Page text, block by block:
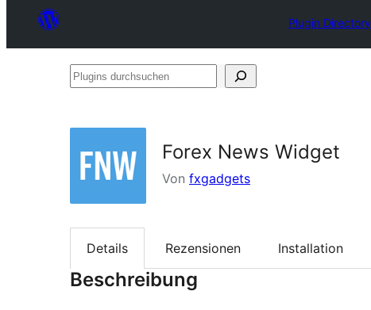
Plugin Directory
Plugins
Forex News Widget
Von fxgadgets
Details Rezensionen Installation
Beschreibung